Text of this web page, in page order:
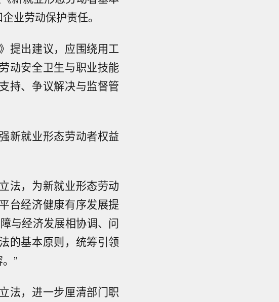
业劳动保护责任。
提出建议，应围绕用工
动安全卫生与职业技能
持、争议解决与监督管
新就业形态劳动者权益
法，为新就业形态劳动
台经济健康有序发展提
与经济发展相协调、问
的基本原则，统筹引领
”
法，进一步厘清部门职